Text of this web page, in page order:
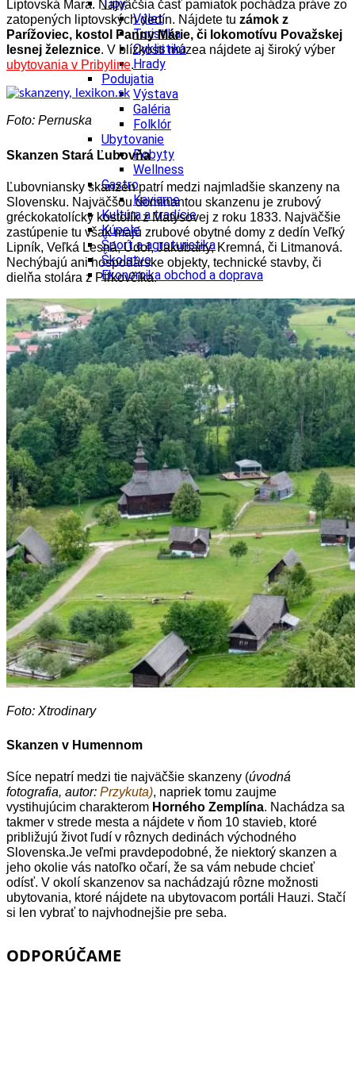
Tipy
Výlet
Turistika
Cyklistika
Hrady
Podujatia
Výstava
Galéria
Folklór
Ubytovanie
Pobyty
Wellness
Gastro
Kaviarne
Kultúra a tradície
Kúpele
Šport a agroturistika
Školstvo
Ekonomika obchod a doprava
Liptovská Mara. Najväčšia časť pamiatok pochádza práve zo
zatopených liptovských dedín. Nájdete tu zámok z
Parížoviec, kostol Panny Márie, či lokomotívu Považskej
lesnej železnice. V blízkosti múzea nájdete aj široký výber
ubytovania v Pribyline.
Foto: Pernuska
Skanzen Stará Ľubovňa
Ľubovniansky skanzen patrí medzi najmladšie skanzeny na
Slovensku. Najväčšou dominantou skanzenu je zrubový
gréckokatolícky kostolík z Matysovej z roku 1833. Najväčšie
zastúpenie tu však majú zrubové obytné domy z dedín Veľký
Lipník, Veľká Lesná, Údol, Jakubany, Kremná, či Litmanová.
Nechýbajú ani hospodárske objekty, technické stavby, či
dielňa stolára z Piľkovčíka.
Foto: Xtrodinary
Skanzen v Humennom
Síce nepatrí medzi tie najväčšie skanzeny (úvodná
fotografia, autor: Przykuta), napriek tomu zaujme
vystihujúcim charakterom Horného Zemplína. Nachádza sa
takmer v strede mesta a nájdete v ňom 10 stavieb, ktoré
približujú život ľudí v rôznych dedinách východného
Slovenska.Je veľmi pravdepodobné, že niektorý skanzen a
jeho okolie vás natoľko očarí, že sa vám nebude chcieť
odísť. V okolí skanzenov sa nachádzajú rôzne možnosti
ubytovania, ktoré nájdete na ubytovacom portáli Hauzi. Stačí
si len vybrať to najvhodnejšie pre seba.
ODPORÚČAME